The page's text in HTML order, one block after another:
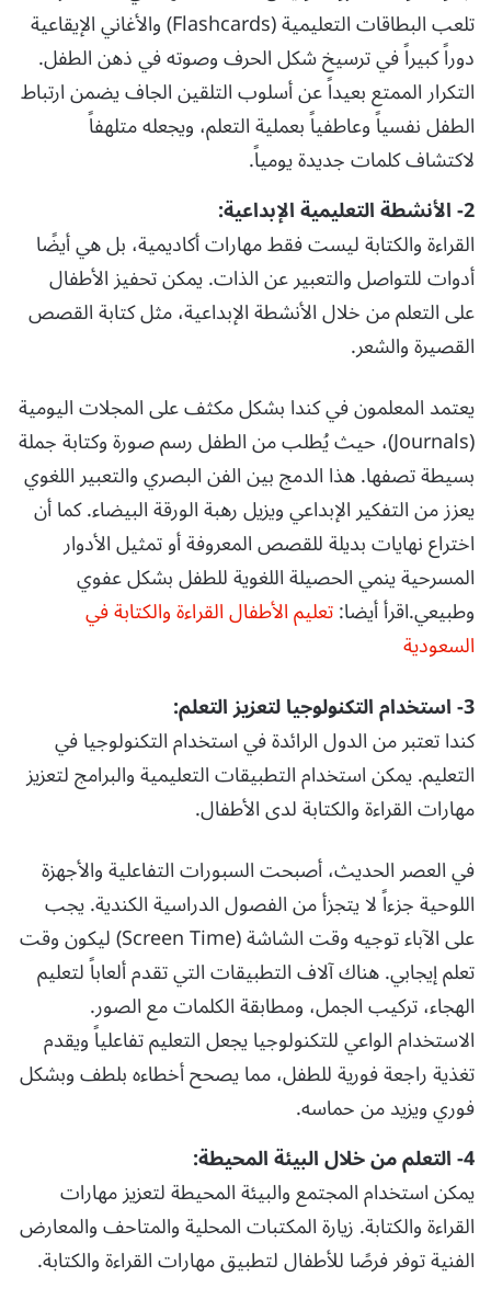
تلعب البطاقات التعليمية (Flashcards) والأغاني الإيقاعية
دوراً كبيراً في ترسيخ شكل الحرف وصوته في ذهن الطفل.
التكرار الممتع بعيداً عن أسلوب التلقين الجاف يضمن ارتباط
الطفل نفسياً وعاطفياً بعملية التعلم، ويجعله متلهفاً
لاكتشاف كلمات جديدة يومياً.
2- الأنشطة التعليمية الإبداعية:
القراءة والكتابة ليست فقط مهارات أكاديمية، بل هي أيضًا
أدوات للتواصل والتعبير عن الذات. يمكن تحفيز الأطفال
على التعلم من خلال الأنشطة الإبداعية، مثل كتابة القصص
القصيرة والشعر.
يعتمد المعلمون في كندا بشكل مكثف على المجلات اليومية
(Journals)، حيث يُطلب من الطفل رسم صورة وكتابة جملة
بسيطة تصفها. هذا الدمج بين الفن البصري والتعبير اللغوي
يعزز من التفكير الإبداعي ويزيل رهبة الورقة البيضاء. كما أن
اختراع نهايات بديلة للقصص المعروفة أو تمثيل الأدوار
المسرحية ينمي الحصيلة اللغوية للطفل بشكل عفوي
وطبيعي.اقرأ أيضا:تعليم الأطفال القراءة والكتابة في
السعودية
3- استخدام التكنولوجيا لتعزيز التعلم:
كندا تعتبر من الدول الرائدة في استخدام التكنولوجيا في
التعليم. يمكن استخدام التطبيقات التعليمية والبرامج لتعزيز
مهارات القراءة والكتابة لدى الأطفال.
في العصر الحديث، أصبحت السبورات التفاعلية والأجهزة
اللوحية جزءاً لا يتجزأ من الفصول الدراسية الكندية. يجب
على الآباء توجيه وقت الشاشة (Screen Time) ليكون وقت
تعلم إيجابي. هناك آلاف التطبيقات التي تقدم ألعاباً لتعليم
الهجاء، تركيب الجمل، ومطابقة الكلمات مع الصور.
الاستخدام الواعي للتكنولوجيا يجعل التعليم تفاعلياً ويقدم
تغذية راجعة فورية للطفل، مما يصحح أخطاءه بلطف وبشكل
فوري ويزيد من حماسه.
4- التعلم من خلال البيئة المحيطة:
يمكن استخدام المجتمع والبيئة المحيطة لتعزيز مهارات
القراءة والكتابة. زيارة المكتبات المحلية والمتاحف والمعارض
الفنية توفر فرصًا للأطفال لتطبيق مهارات القراءة والكتابة.